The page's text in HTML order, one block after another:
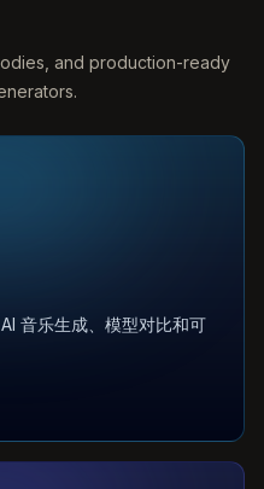
and production-ready
音乐生成、模型对比和可